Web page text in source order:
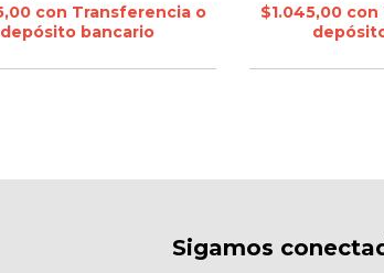
con Transferencia o
depósito bancario
$1.045,00 con
Sigamos